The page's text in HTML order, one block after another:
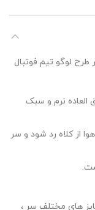
طرح لوگو تیم فوتبال
نرم و سبک
از کلاه رد شود و سر
های مختلف سر ،